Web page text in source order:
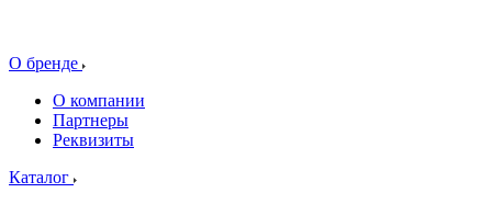
О бренде
О компании
Партнеры
Реквизиты
Каталог